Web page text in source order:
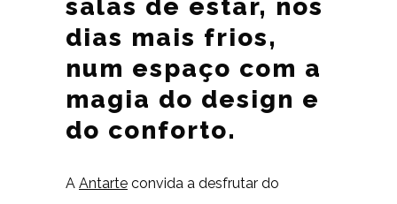
salas de estar, nos
dias mais frios,
num espaço com a
magia do design e
do conforto.
A Antarte convida a desfrutar do